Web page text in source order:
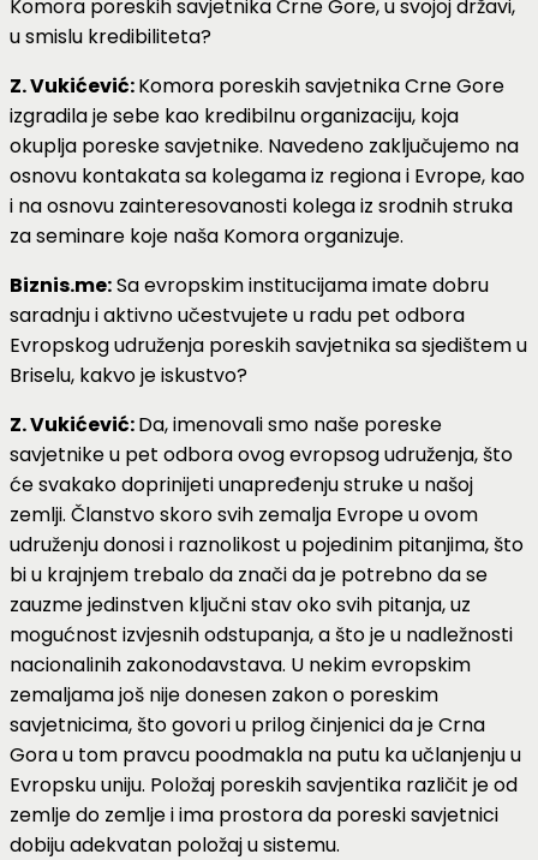
Komora poreskih savjetnika Crne Gore, u svojoj državi,
u smislu kredibiliteta?
Z. Vukićević:Komora poreskih savjetnika Crne Gore
izgradila je sebe kao kredibilnu organizaciju, koja
okuplja poreske savjetnike. Navedeno zaključujemo na
osnovu kontakata sa kolegama iz regiona i Evrope, kao
i na osnovu zainteresovanosti kolega iz srodnih struka
za seminare koje naša Komora organizuje.
Biznis.me:Sa evropskim institucijama imate dobru
saradnju i aktivno učestvujete u radu pet odbora
Evropskog udruženja poreskih savjetnika sa sjedištem u
Briselu, kakvo je iskustvo?
Z. Vukićević:Da, imenovali smo naše poreske
savjetnike u pet odbora ovog evropsog udruženja, što
će svakako doprinijeti unapređenju struke u našoj
zemlji. Članstvo skoro svih zemalja Evrope u ovom
udruženju donosi i raznolikost u pojedinim pitanjima, što
bi u krajnjem trebalo da znači da je potrebno da se
zauzme jedinstven ključni stav oko svih pitanja, uz
mogućnost izvjesnih odstupanja, a što je u nadležnosti
nacionalinih zakonodavstava. U nekim evropskim
zemaljama još nije donesen zakon o poreskim
savjetnicima, što govori u prilog činjenici da je Crna
Gora u tom pravcu poodmakla na putu ka učlanjenju u
Evropsku uniju. Položaj poreskih savjentika različit je od
zemlje do zemlje i ima prostora da poreski savjetnici
dobiju adekvatan položaj u sistemu.